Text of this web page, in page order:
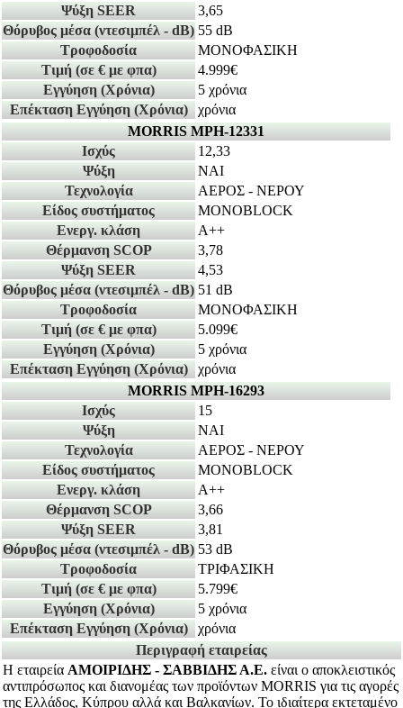
Ψύξη SEER
3,65
Θόρυβος μέσα (ντεσιμπέλ - dB) 55 dB
Τροφοδοσία
ΜΟΝΟΦΑΣΙΚΗ
Τιμή (σε € με φπα)
4.999€
Εγγύηση (Χρόνια)
5 χρόνια
Επέκταση Εγγύηση (Χρόνια)
χρόνια
MORRIS MPH-12331
Ισχύς
12,33
Ψύξη
ΝΑΙ
Τεχνολογία
ΑΕΡΟΣ - ΝΕΡΟΥ
Είδος συστήματος
MONOBLOCK
Ενεργ. κλάση
A++
Θέρμανση SCOP
3,78
Ψύξη SEER
4,53
Θόρυβος μέσα (ντεσιμπέλ - dB) 51 dB
Τροφοδοσία
ΜΟΝΟΦΑΣΙΚΗ
Τιμή (σε € με φπα)
5.099€
Εγγύηση (Χρόνια)
5 χρόνια
Επέκταση Εγγύηση (Χρόνια)
χρόνια
MORRIS MPH-16293
Ισχύς
15
Ψύξη
ΝΑΙ
Τεχνολογία
ΑΕΡΟΣ - ΝΕΡΟΥ
Είδος συστήματος
MONOBLOCK
Ενεργ. κλάση
A++
Θέρμανση SCOP
3,66
Ψύξη SEER
3,81
Θόρυβος μέσα (ντεσιμπέλ - dB) 53 dB
Τροφοδοσία
ΤΡΙΦΑΣΙΚΗ
Τιμή (σε € με φπα)
5.799€
Εγγύηση (Χρόνια)
5 χρόνια
Επέκταση Εγγύηση (Χρόνια)
χρόνια
Περιγραφή εταιρείας
Η εταιρεία ΑΜΟΙΡΙΔΗΣ - ΣΑΒΒΙΔΗΣ Α.Ε. είναι ο αποκλειστικός
αντιπρόσωπος και διανομέας των προϊόντων MORRIS για τις αγορές
της Ελλάδος, Κύπρου αλλά και Βαλκανίων. Το ιδιαίτερα εκτεταμένο